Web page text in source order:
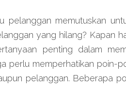
pelanggan memutuskan
yang hilang? Kapan
penting dalam
perlu memperhatikan poin-
pelanggan. Beberapa